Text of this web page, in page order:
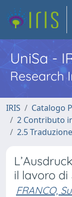
UniSa -
Research
IRIS
Catalogo
2 Contributo
2.5
il lavoro
FRANCO,